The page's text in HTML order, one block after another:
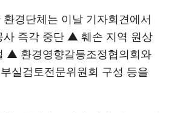
경단체는 이날 기자회견에서
사 즉각 중단 ▲ 훼손 지역 원상
▲ 환경영향갈등조정협의회와
실검토전문위원회 구성 등을